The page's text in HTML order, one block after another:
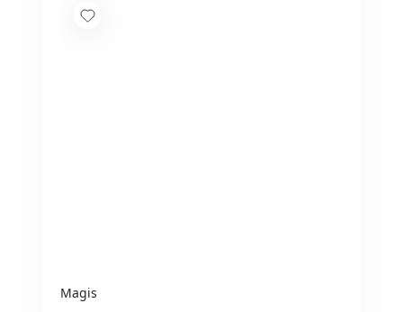
Magis